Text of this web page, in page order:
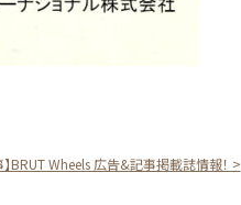
】BRUT Wheels 広告&記事掲載誌情報！ >